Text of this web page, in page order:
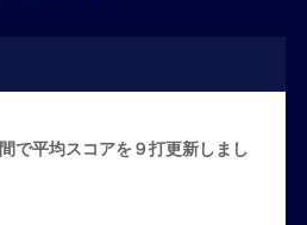
で平均スコアを９打更新しまし